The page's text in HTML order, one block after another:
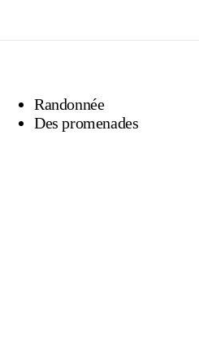
Randonnée
Des promenades